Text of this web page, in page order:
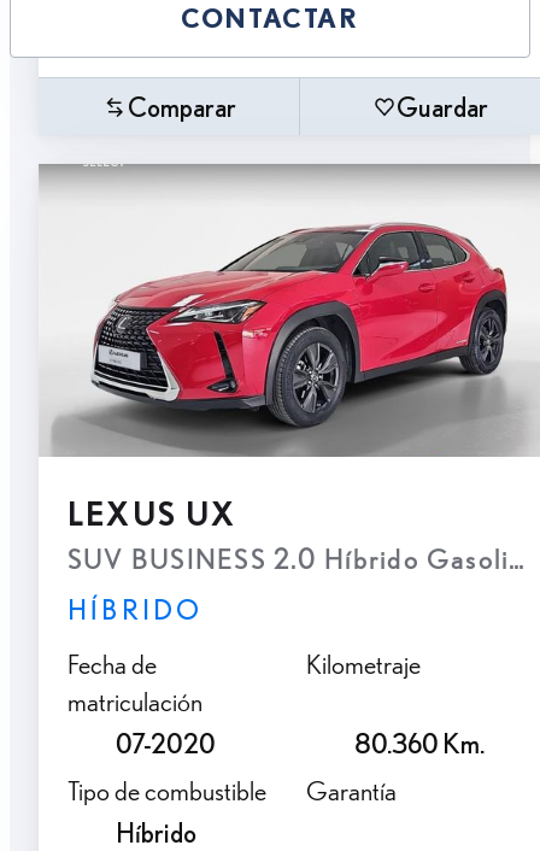
CONTACTAR
Comparar Guardar
LEXUS UX
SUV BUSINESS 2.0 Híbrido
HÍBRIDO
Fecha de
matriculación
07-2020
Kilometraje
80.360 Km.
Tipo de combustible
Híbrido
Garantía